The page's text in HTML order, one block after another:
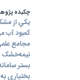
چکیده
يکي از
کمبود آب
مجامع
نيمه‌خشک